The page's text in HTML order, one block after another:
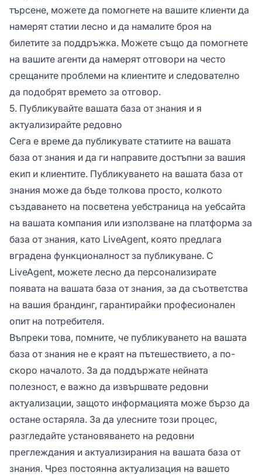
търсене, можете да помогнете на вашите клиенти да
намерят статии лесно и да намалите броя на
билетите за поддръжка. Можете също да помогнете
на вашите агенти да намерят отговори на често
срещаните проблеми на клиентите и следователно
да подобрят времето за отговор.
5. Публикувайте вашата база от знания и я
актуализирайте редовно
Сега е време да публикувате статиите на вашата
база от знания и да ги направите достъпни за вашия
екип и клиентите. Публикуването на вашата база от
знания може да бъде толкова просто, колкото
създаването на посветена уебстраница на уебсайта
на вашата компания или използване на платформа за
база от знания, като LiveAgent, която предлага
вградена функционалност за публикуване. С
LiveAgent, можете лесно да персонализирате
появата на вашата база от знания, за да съответства
на вашия брандинг, гарантирайки професионален
опит на потребителя.
Въпреки това, помните, че публикуването на вашата
база от знания не е краят на пътешествието, а по-
скоро началото. За да поддържате нейната
полезност, е важно да извършвате редовни
актуализации, защото информацията може бързо да
остане остаряла. За да улесните този процес,
разгледайте установяването на редовни
преглеждания и актуализирания на вашата база от
знания. Чрез постоянна актуализация на вашето